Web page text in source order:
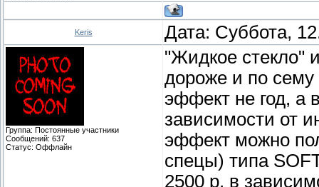
Keris Дата: Суббота,
Группа: Постоянные участники
Сообщений: 637
Статус: Оффлайн
"Жидкое стекло"
дороже и по
эффект не год, а
зависимости от
эффект можно
спецы) типа
2500 р. в